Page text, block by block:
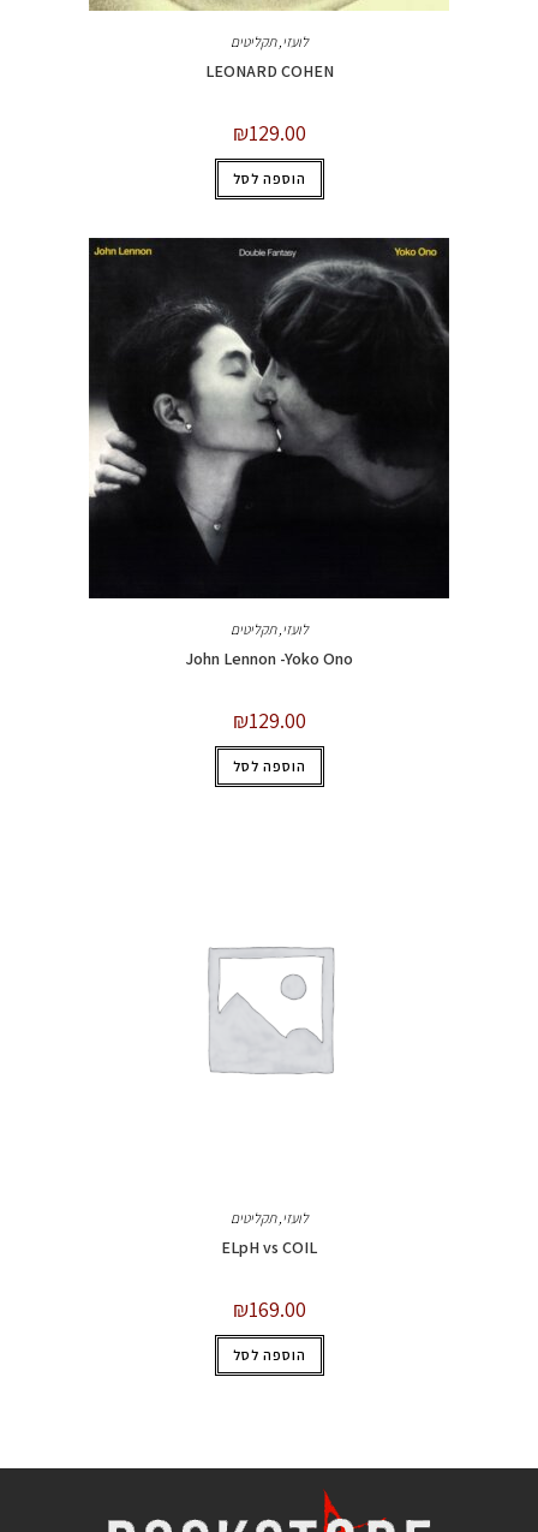
לועזי ,תקליטים
LEONARD COHEN
₪129.00
הוספה לסל
לועזי,תקליטים
John Lennon -Yoko Ono
₪129.00
הוספה לסל
לועזי ,תקליטים
ELpH vs COIL
₪169.00
הוספה לסל